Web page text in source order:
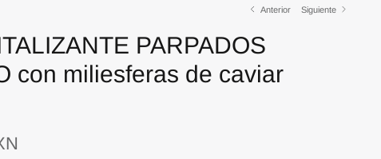
Anterior Siguiente
PARPADOS
con miliesferas de caviar